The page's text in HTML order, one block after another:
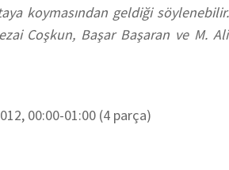
koymasından geldiği
Coşkun, Başar Başaran ve M.
00:00-01:00 (4 parça)